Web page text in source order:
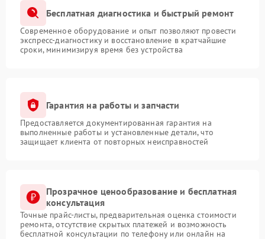
Бесплатная диагностика и быстрый ремонт
Современное оборудование и опыт позволяют провести
экспресс-диагностику и восстановление в кратчайшие
сроки, минимизируя время без устройства
Гарантия на работы и запчасти
Предоставляется документированная гарантия на
выполненные работы и установленные детали, что
защищает клиента от повторных неисправностей
Прозрачное ценообразование и бесплатная
консультация
Точные прайс-листы, предварительная оценка стоимости
ремонта, отсутствие скрытых платежей и возможность
бесплатной консультации по телефону или онлайн на